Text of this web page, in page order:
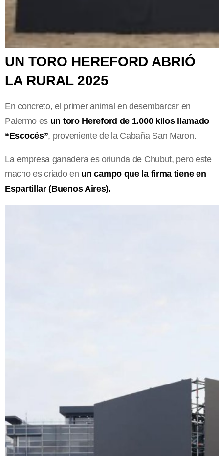
UN TORO HEREFORD ABRIÓ
LA RURAL 2025
En concreto, el primer animal en desembarcar en
Palermo es un toro Hereford de 1.000 kilos llamado
“Escocés”, proveniente de la Cabaña San Maron.
La empresa ganadera es oriunda de Chubut, pero este
macho es criado en un campo que la firma tiene en
Espartillar (Buenos Aires).